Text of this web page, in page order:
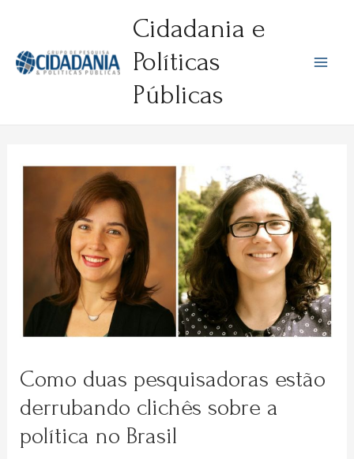
conteúdo
Cidadania e
Políticas
Públicas
Como duas pesquisadoras estão
derrubando clichês sobre a
política no Brasil